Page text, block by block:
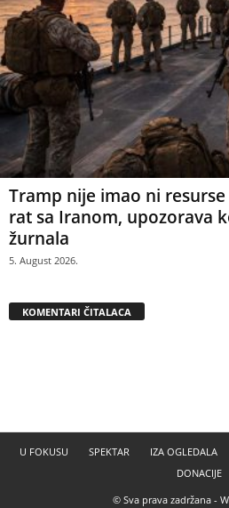
Tramp nije imao ni
rat sa Iranom, upozorava
žurnala
5. August 2026.
KOMENTARI ČITALACA
U FOKUSU SPEKTAR IZA OGLEDALA
DONACIJE
© Sva prava zadržana -